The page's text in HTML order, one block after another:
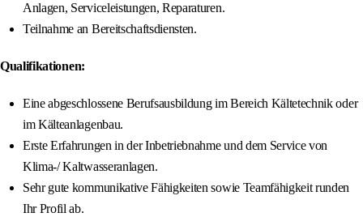
Anlagen, Serviceleistungen, Reparaturen.
Teilnahme an Bereitschaftsdiensten.
Qualifikationen:
Eine abgeschlossene Berufsausbildung im Bereich Kältetechnik oder
im Kälteanlagenbau.
Erste Erfahrungen in der Inbetriebnahme und dem Service von
Klima-/ Kaltwasseranlagen.
Sehr gute kommunikative Fähigkeiten sowie Teamfähigkeit runden
Ihr Profil ab.